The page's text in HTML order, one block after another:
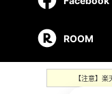
ROOM
【注意】